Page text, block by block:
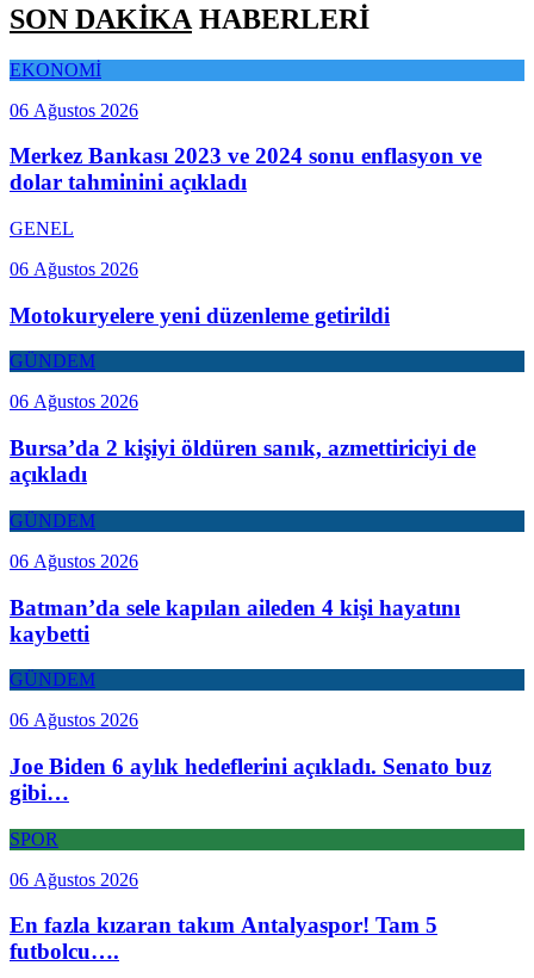
SON DAKİKA HABERLERİ
EKONOMİ
06 Ağustos 2026
Merkez Bankası 2023 ve 2024 sonu enflasyon ve
dolar tahminini açıkladı
GENEL
06 Ağustos 2026
Motokuryelere yeni düzenleme getirildi
GÜNDEM
06 Ağustos 2026
Bursa’da 2 kişiyi öldüren sanık, azmettiriciyi de
açıkladı
GÜNDEM
06 Ağustos 2026
Batman’da sele kapılan aileden 4 kişi hayatını
kaybetti
GÜNDEM
06 Ağustos 2026
Joe Biden 6 aylık hedeflerini açıkladı. Senato buz
gibi…
SPOR
06 Ağustos 2026
En fazla kızaran takım Antalyaspor! Tam 5
futbolcu….